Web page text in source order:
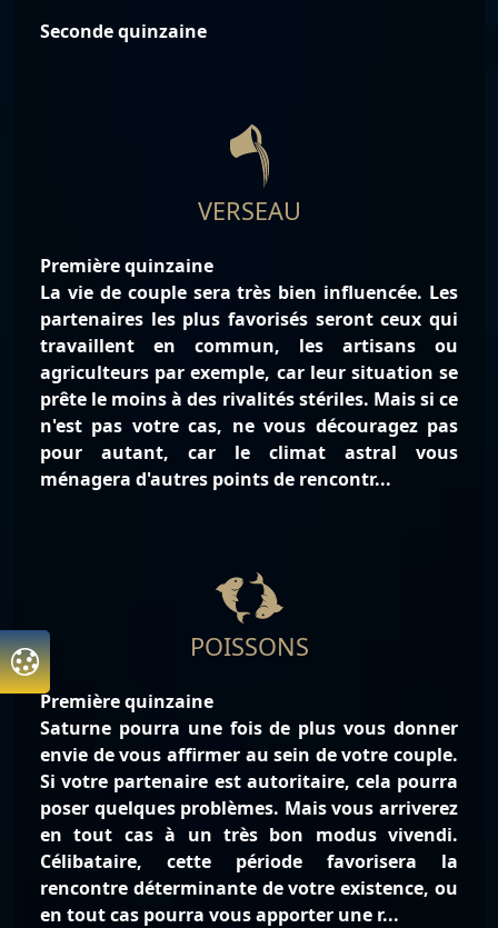
Seconde quinzaine
VERSEAU
Première quinzaine
La vie de couple sera très bien influencée. Les
partenaires les plus favorisés seront ceux qui
travaillent en commun, les artisans ou
agriculteurs par exemple, car leur situation se
prête le moins à des rivalités stériles. Mais si ce
n'est pas votre cas, ne vous découragez pas
pour autant, car le climat astral vous
ménagera d'autres points de rencontr...
POISSONS
Première quinzaine
Saturne pourra une fois de plus vous donner
envie de vous affirmer au sein de votre couple.
Si votre partenaire est autoritaire, cela pourra
poser quelques problèmes. Mais vous arriverez
en tout cas à un très bon modus vivendi.
Célibataire, cette période favorisera la
rencontre déterminante de votre existence, ou
en tout cas pourra vous apporter une r...